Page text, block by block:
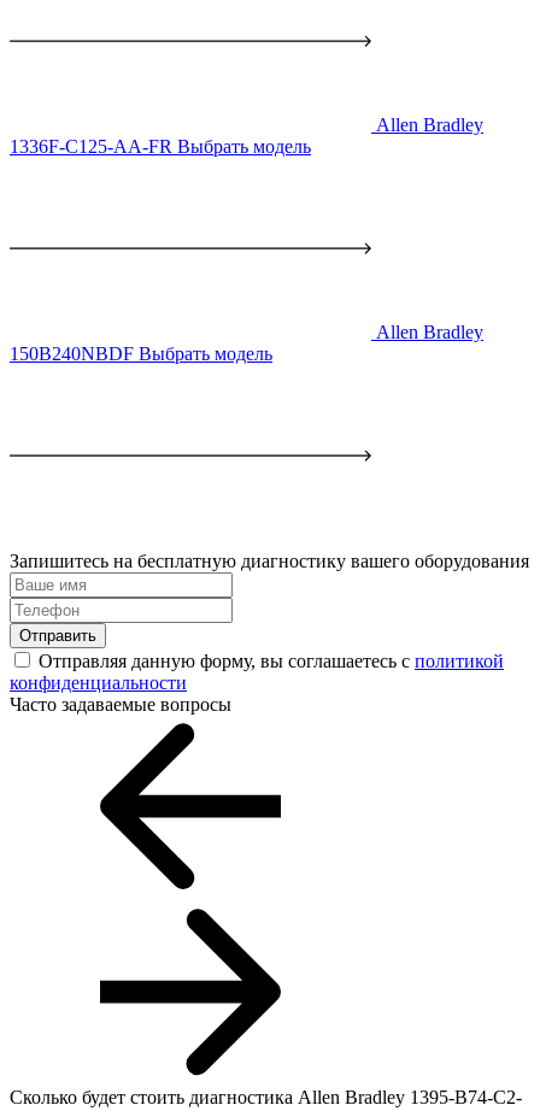
Allen Bradley
1336F-C125-AA-FR Выбрать модель
Allen Bradley
150B240NBDF Выбрать модель
Запишитесь на бесплатную диагностику вашего оборудования
Отправить
Отправляя данную форму, вы соглашаетесь с политикой
конфиденциальности
Часто задаваемые вопросы
Сколько будет стоить диагностика Allen Bradley 1395-B74-C2-